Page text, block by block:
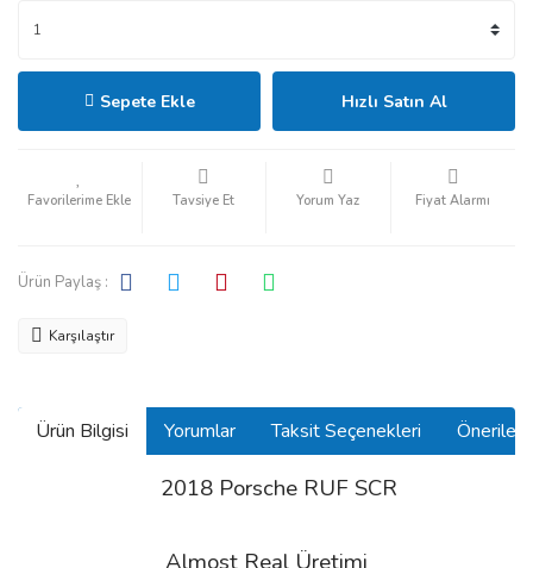
Sepete Ekle Hızlı Satın Al
Tavsiye Et Yorum Yaz Fiyat Alarmı
Ürün Paylaş :
Karşılaştır
Ürün Bilgisi Yorumlar Taksit Seçenekleri
2018 Porsche RUF SCR